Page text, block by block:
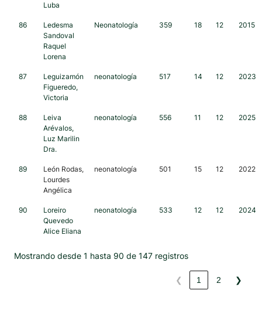
Luba
86
Ledesma
Sandoval
Raquel
Lorena
Neonatología 359 18 12 2015
87
Leguizamón
Figueredo,
Victoria
neonatología 517 14 12 2023
88
Leiva
Arévalos,
Luz Marilin
Dra.
neonatología 556 11 12 2025
89
León Rodas,
Lourdes
Angélica
neonatología 501 15 12 2022
90
Loreiro
Quevedo
Alice Eliana
neonatología 533 12 12 2024
Mostrando desde 1 hasta 90 de 147 registros
❮ 1 2 ❯